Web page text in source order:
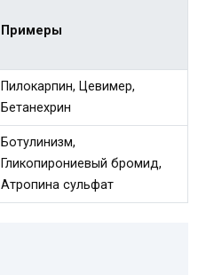
Примеры
Пилокарпин, Цевимер,
Бетанехрин
Ботулинизм,
Гликопирониевый бромид,
Атропина сульфат